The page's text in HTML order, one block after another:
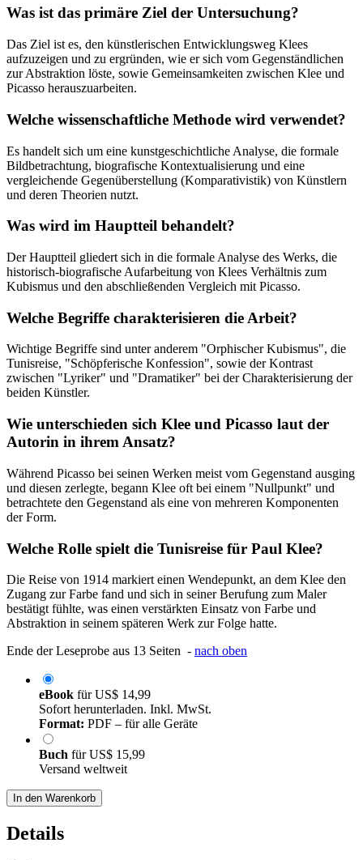
Was ist das primäre Ziel der Untersuchung?
Das Ziel ist es, den künstlerischen Entwicklungsweg Klees
aufzuzeigen und zu ergründen, wie er sich vom Gegenständlichen
zur Abstraktion löste, sowie Gemeinsamkeiten zwischen Klee und
Picasso herauszuarbeiten.
Welche wissenschaftliche Methode wird verwendet?
Es handelt sich um eine kunstgeschichtliche Analyse, die formale
Bildbetrachtung, biografische Kontextualisierung und eine
vergleichende Gegenüberstellung (Komparativistik) von Künstlern
und deren Theorien nutzt.
Was wird im Hauptteil behandelt?
Der Hauptteil gliedert sich in die formale Analyse des Werks, die
historisch-biografische Aufarbeitung von Klees Verhältnis zum
Kubismus und den abschließenden Vergleich mit Picasso.
Welche Begriffe charakterisieren die Arbeit?
Wichtige Begriffe sind unter anderem "Orphischer Kubismus", die
Tunisreise, "Schöpferische Konfession", sowie der Kontrast
zwischen "Lyriker" und "Dramatiker" bei der Charakterisierung der
beiden Künstler.
Wie unterschieden sich Klee und Picasso laut der
Autorin in ihrem Ansatz?
Während Picasso bei seinen Werken meist vom Gegenstand ausging
und diesen zerlegte, begann Klee oft bei einem "Nullpunkt" und
betrachtete den Gegenstand als eine von mehreren Komponenten
der Form.
Welche Rolle spielt die Tunisreise für Paul Klee?
Die Reise von 1914 markiert einen Wendepunkt, an dem Klee den
Zugang zur Farbe fand und sich in seiner Berufung zum Maler
bestätigt fühlte, was einen verstärkten Einsatz von Farbe und
Abstraktion in seinem späteren Werk zur Folge hatte.
Ende der Leseprobe aus 13 Seiten - nach oben
eBook fürUS$ 14,99
Sofort herunterladen. Inkl. MwSt.
Format: PDF – für alle Geräte
Buch fürUS$ 15,99
Versand weltweit
In den Warenkorb
Details